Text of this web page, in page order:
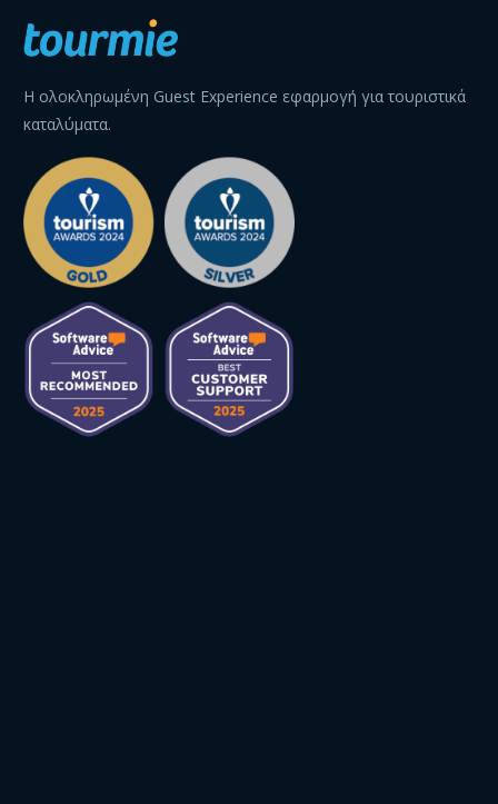
Η ολοκληρωμένη Guest Experience εφαρμογή για τουριστικά
καταλύματα.